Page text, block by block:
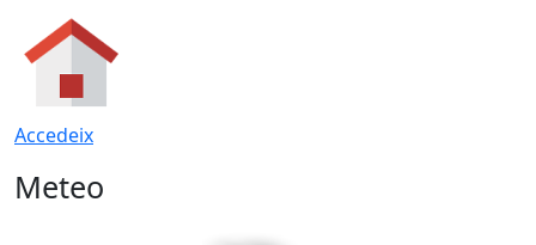
Accedeix
Meteo